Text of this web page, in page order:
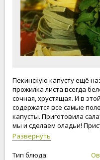
Пекинскую капусту ещё
прожилка листа всегда
сочная, хрустящая. И в
содержатся все самые
капусты. Приготовила
мы и сделаем оладьи!
Развернуть
Тип блюда: